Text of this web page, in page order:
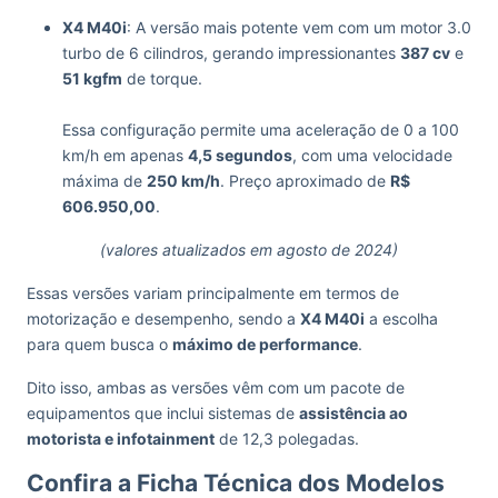
X4 M40i: A versão mais potente vem com um motor 3.0
turbo de 6 cilindros, gerando impressionantes 387 cv e
51 kgfm de torque.
Essa configuração permite uma aceleração de 0 a 100
km/h em apenas 4,5 segundos, com uma velocidade
máxima de 250 km/h. Preço aproximado de R$
606.950,00.
(valores atualizados em agosto de 2024)
Essas versões variam principalmente em termos de
motorização e desempenho, sendo a X4 M40i a escolha
para quem busca o máximo de performance.
Dito isso, ambas as versões vêm com um pacote de
equipamentos que inclui sistemas de assistência ao
motorista e infotainment de 12,3 polegadas.
Confira a Ficha Técnica dos Modelos